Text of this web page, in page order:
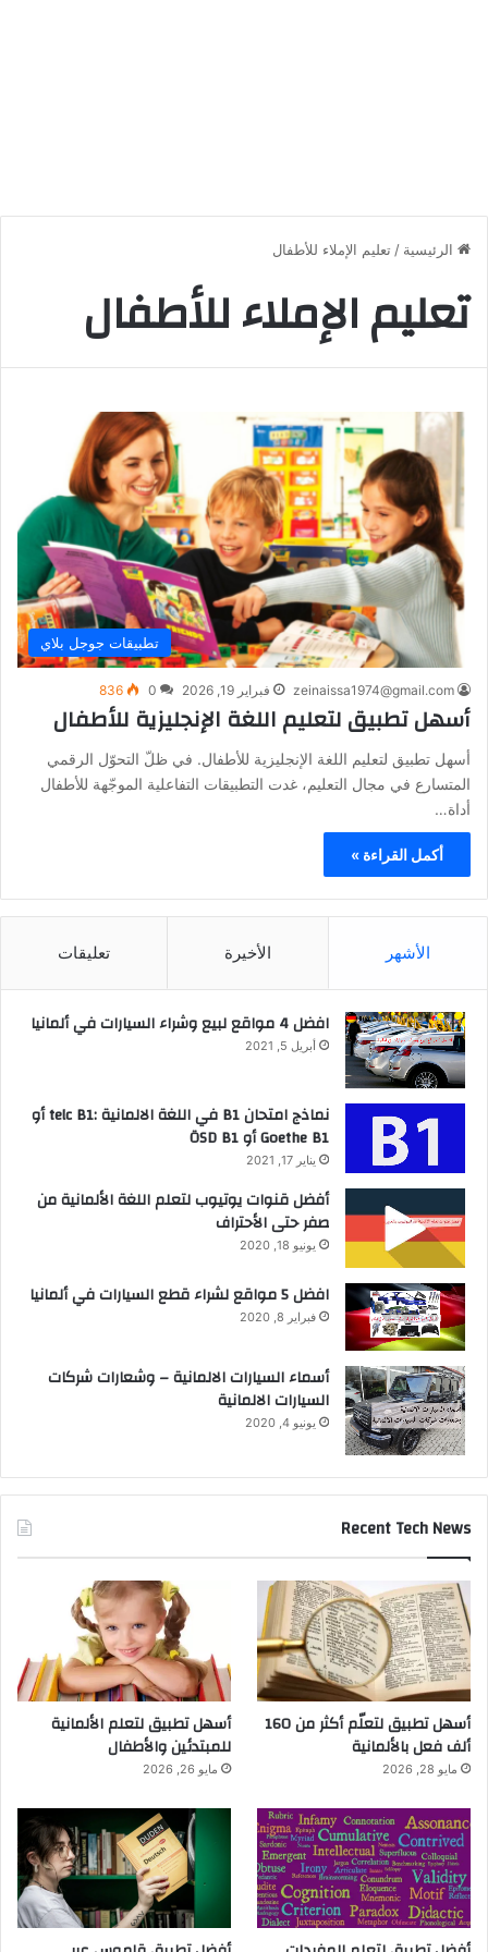
الرئيسية / تعليم الإملاء للأطفال
تعليم الإملاء للأطفال
تطبيقات جوجل بلاي
zeinaissa1974@gmail.com فبراير 19, 2026 0
836
أسهل تطبيق لتعليم اللغة الإنجليزية للأطفال
أسهل تطبيق لتعليم اللغة الإنجليزية للأطفال. في ظلّ التحوّل الرقمي
المتسارع في مجال التعليم، غدت التطبيقات التفاعلية الموجّهة للأطفال
أداة…
أكمل القراءة »
الأشهر الأخيرة تعليقات
افضل 4 مواقع لبيع وشراء السيارات في ألمانيا
أبريل 5, 2021
نماذج امتحان B1 في اللغة الالمانية :telc B1 أو
Goethe B1 أو ÖSD B1
يناير 17, 2021
أفضل قنوات يوتيوب لتعلم اللغة الألمانية من
صفر حتى الأحتراف
يونيو 18, 2020
افضل 5 مواقع لشراء قطع السيارات في ألمانيا
فبراير 8, 2020
أسماء السيارات الالمانية – وشعارات شركات
السيارات الالمانية
يونيو 4, 2020
Recent Tech News
أسهل تطبيق لتعلّم أكثر من 160
ألف فعل بالألمانية
مايو 28, 2026
أسهل تطبيق لتعلم الألمانية
للمبتدئين والأطفال
مايو 26, 2026